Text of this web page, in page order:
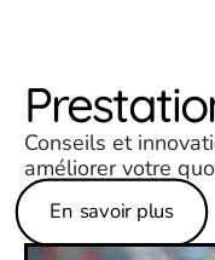
Conseils et
améliorer votre
En savoir plus